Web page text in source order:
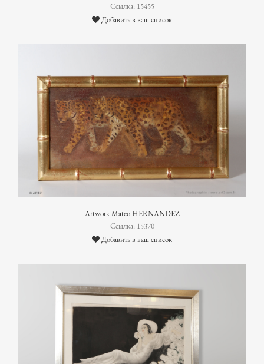
Ссылка: 15455
Добавить в ваш список
Artwork Mateo HERNANDEZ
Ссылка: 15370
Добавить в ваш список